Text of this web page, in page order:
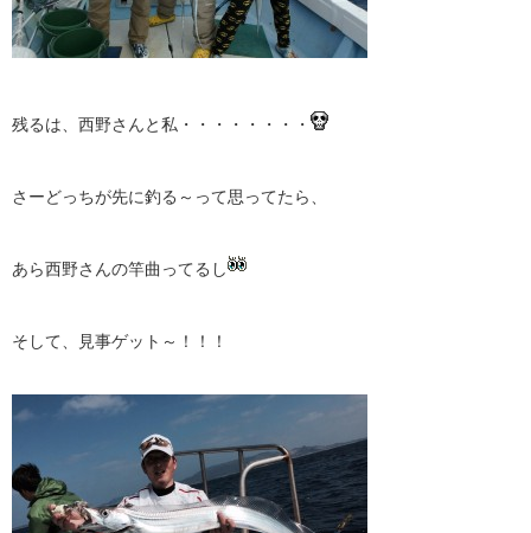
残るは、西野さんと私・・・・・・・・
さーどっちが先に釣る～って思ってたら、
あら西野さんの竿曲ってるし
そして、見事ゲット～！！！